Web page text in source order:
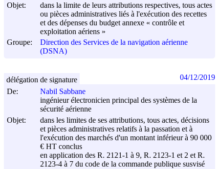
Objet:
dans la limite de leurs attributions respectives, tous actes
ou pièces administratives liés à l'exécution des recettes
et des dépenses du budget annexe « contrôle et
exploitation aériens »
Groupe:
Direction des Services de la navigation aérienne
(DSNA)
De:
Nabil Sabbane
ingénieur électronicien principal des systèmes de la
sécurité aérienne
Objet:
dans les limites de ses attributions, tous actes, décisions
et pièces administratives relatifs à la passation et à
l'exécution des marchés d'un montant inférieur à 90 000
€ HT conclus
en application des R. 2121-1 à 9, R. 2123-1 et 2 et R.
2123-4 à 7 du code de la commande publique susvisé
délégation de signature 04/12/2019